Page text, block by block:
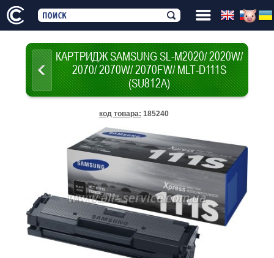
КАРТРИДЖ SAMSUNG SL-M2020/ 2020W/
2070/ 2070W/ 2070FW/ MLT-D111S
(SU812A)
код товара: 185240